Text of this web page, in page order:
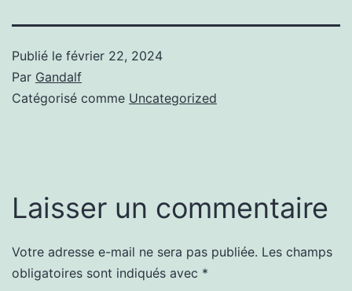
Publié le février 22, 2024
Par Gandalf
Catégorisé comme Uncategorized
Laisser un commentaire
Votre adresse e-mail ne sera pas publiée. Les champs
obligatoires sont indiqués avec *